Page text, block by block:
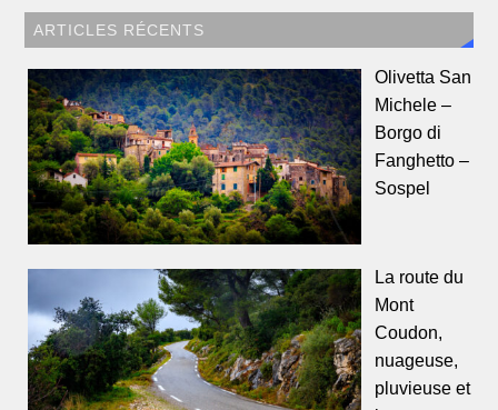
ARTICLES RÉCENTS
Olivetta San
Michele –
Borgo di
Fanghetto –
Sospel
La route du
Mont
Coudon,
nuageuse,
pluvieuse et